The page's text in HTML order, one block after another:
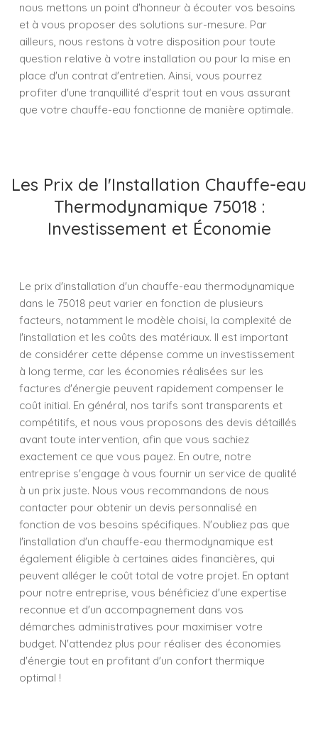
nous mettons un point d'honneur à écouter vos besoins
et à vous proposer des solutions sur-mesure. Par
ailleurs, nous restons à votre disposition pour toute
question relative à votre installation ou pour la mise en
place d'un contrat d'entretien. Ainsi, vous pourrez
profiter d'une tranquillité d'esprit tout en vous assurant
que votre chauffe-eau fonctionne de manière optimale.
Les Prix de l'Installation Chauffe-eau
Thermodynamique 75018 :
Investissement et Économie
Le prix d'installation d'un chauffe-eau thermodynamique
dans le 75018 peut varier en fonction de plusieurs
facteurs, notamment le modèle choisi, la complexité de
l'installation et les coûts des matériaux. Il est important
de considérer cette dépense comme un investissement
à long terme, car les économies réalisées sur les
factures d'énergie peuvent rapidement compenser le
coût initial. En général, nos tarifs sont transparents et
compétitifs, et nous vous proposons des devis détaillés
avant toute intervention, afin que vous sachiez
exactement ce que vous payez. En outre, notre
entreprise s'engage à vous fournir un service de qualité
à un prix juste. Nous vous recommandons de nous
contacter pour obtenir un devis personnalisé en
fonction de vos besoins spécifiques. N'oubliez pas que
l'installation d'un chauffe-eau thermodynamique est
également éligible à certaines aides financières, qui
peuvent alléger le coût total de votre projet. En optant
pour notre entreprise, vous bénéficiez d'une expertise
reconnue et d'un accompagnement dans vos
démarches administratives pour maximiser votre
budget. N'attendez plus pour réaliser des économies
d'énergie tout en profitant d'un confort thermique
optimal !